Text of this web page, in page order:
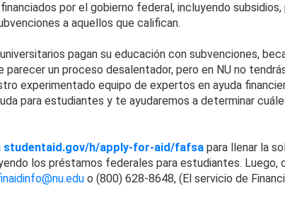
por el gobierno federal, incluyendo
a aquellos que califican.
pagan su educación con subvenciones,
un proceso desalentador, pero en NU no
experimentado equipo de expertos en ayuda
para estudiantes y te ayudaremos a determinar
studentaid.gov/h/apply-for-aid/fafsapara llenar la
los préstamos federales para estudiantes. Luego,
o (800) 628-8648, (El servicio de